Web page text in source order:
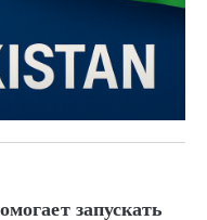
запускать